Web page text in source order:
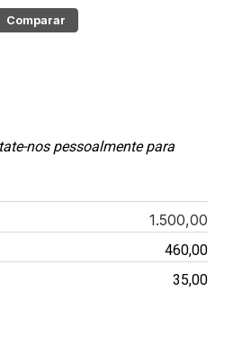
Comparar
nos pessoalmente para
1.500,00
460,00
35,00